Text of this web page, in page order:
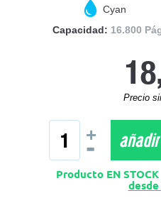
Cyan
Capacidad: 16.800
Precio
+
-
Producto EN